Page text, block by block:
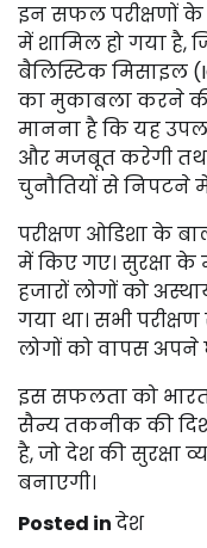
इन सफल परीक्षणों के
में शामिल हो गया है,
बैलिस्टिक मिसाइल
का मुकाबला करने की
मानना है कि यह
और मजबूत करेगी
चुनौतियों से निपटने
परीक्षण ओडिशा के
में किए गए। सुरक्षा के
हजारों लोगों को
गया था। सभी
लोगों को वापस अपने
इस सफलता को भारत
सैन्य तकनीक की
है, जो देश की सुरक्षा
बनाएगी।
Posted inदेश